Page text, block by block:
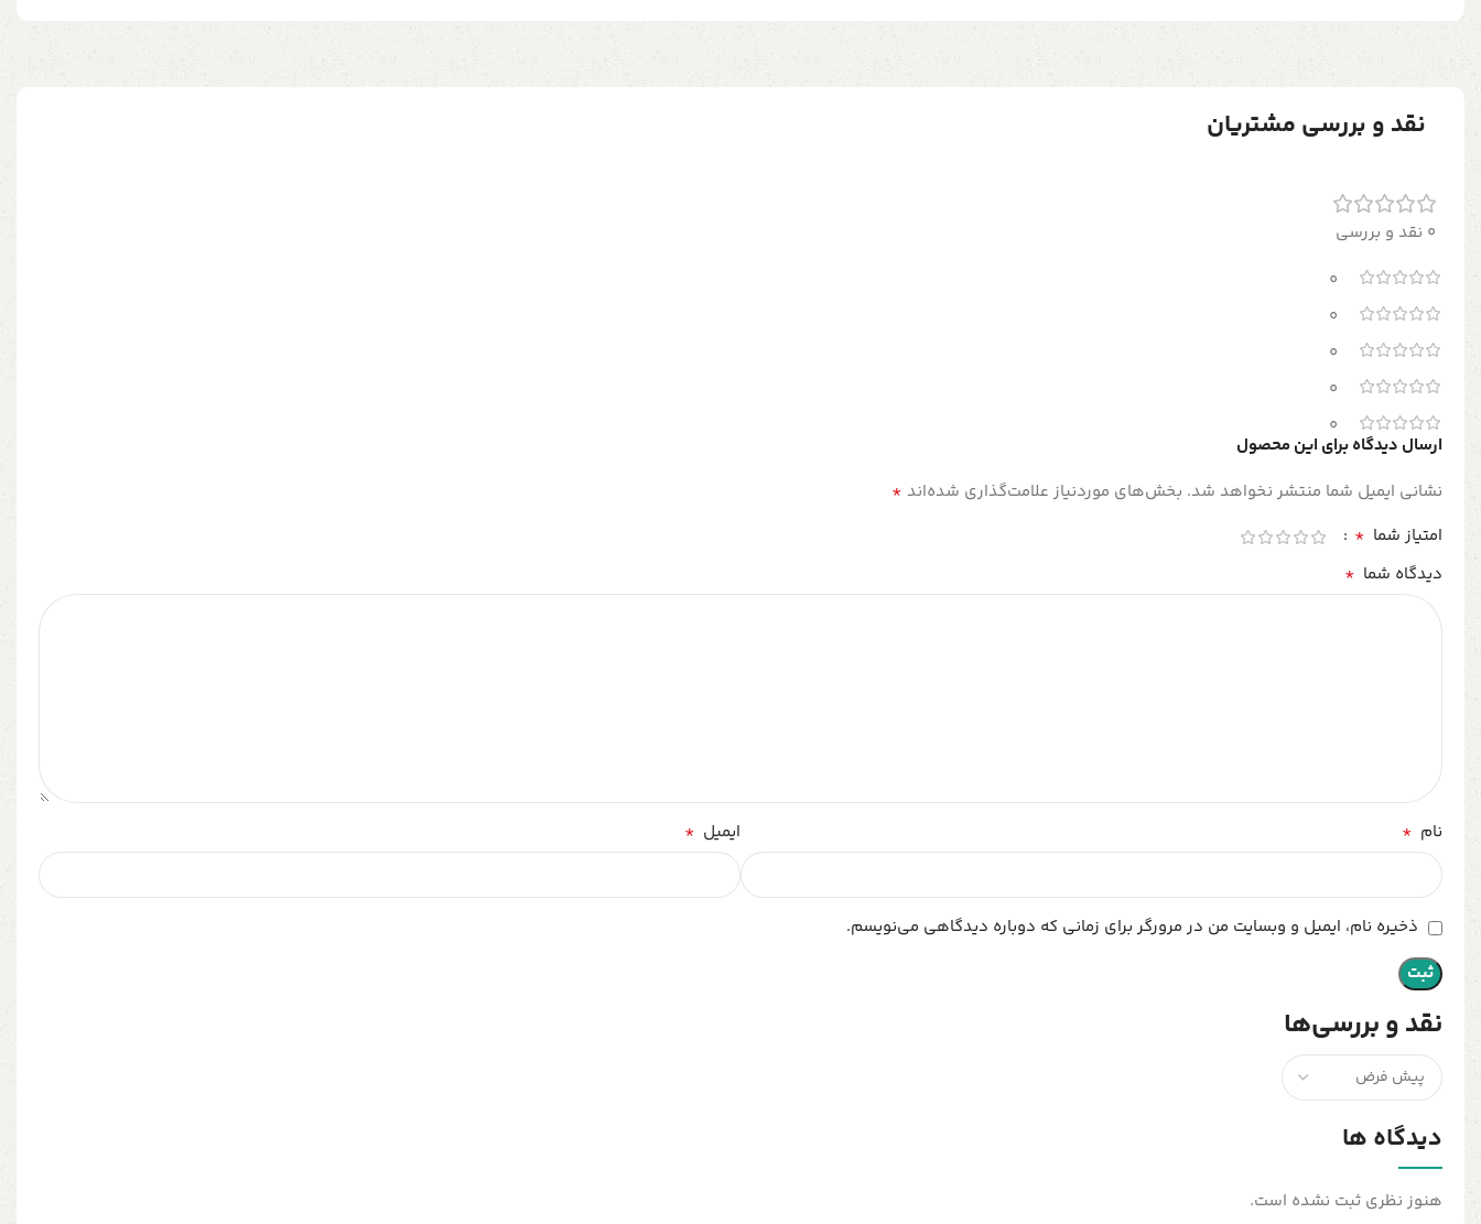
نقد و بررسی مشتریان
0 نقد و بررسی
0
0
0
0
0
نقد و بررسی‌ها
دیدگاه ها
هنوز نظری ثبت نشده است.
ارسال دیدگاه برای این محصول
نشانی ایمیل شما منتشر نخواهد شد. بخش‌های موردنیاز علامت‌گذاری شده‌اند *
امتیاز شما *
دیدگاه شما *
نام * ایمیل *
ذخیره نام، ایمیل و وبسایت من در مرورگر برای زمانی که دوباره دیدگاهی می‌نویسم.